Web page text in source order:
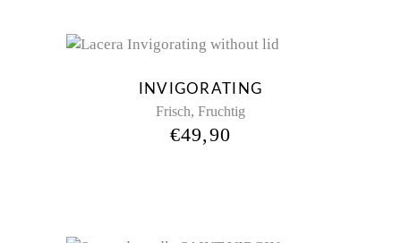
INVIGORATING
Frisch, Fruchtig
€49,90